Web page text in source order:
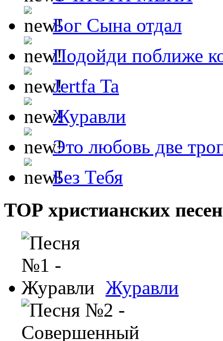
Бог Сына отдал
Подойди поближе
Jertfa Ta
Журавли
Это любовь две
Без Тебя
ТОР христианских песен
Журавли